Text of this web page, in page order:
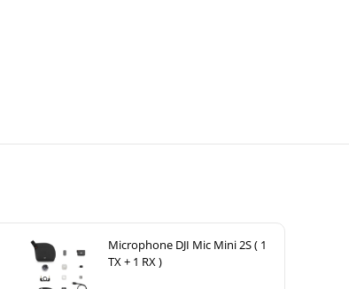
Microphone DJI Mic Mini 2S ( 1
TX + 1 RX )